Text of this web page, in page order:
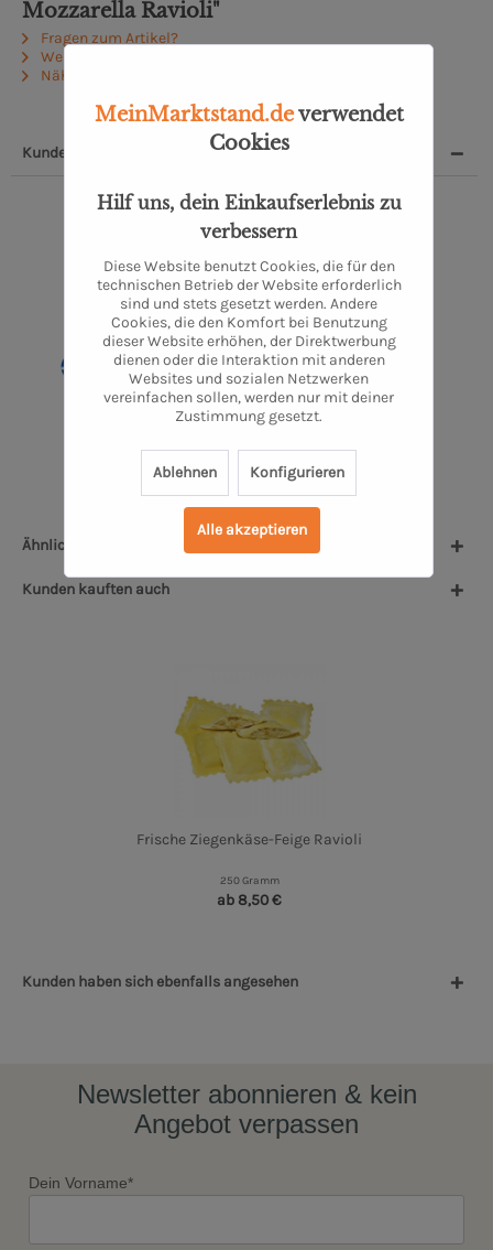
Mozzarella Ravioli"
Fragen zum Artikel?
Weitere Artikel von Moin Delikatessen
Näheres zum Produzenten
Kunden, die dieses Produkt kauften, kauften auch:
Diavolo Pesto
4,50 €
Ähnliche Artikel
Kunden kauften auch
Frische Ziegenkäse-Feige Ravioli
250 Gramm
ab 8,50 €
Kunden haben sich ebenfalls angesehen
Newsletter abonnieren & kein
Angebot verpassen
Dein Vorname*
MeinMarktstand.deverwendet
Cookies
Hilf uns, dein Einkaufserlebnis zu
verbessern
Diese Website benutzt Cookies, die für den
technischen Betrieb der Website erforderlich
sind und stets gesetzt werden. Andere
Cookies, die den Komfort bei Benutzung
dieser Website erhöhen, der Direktwerbung
dienen oder die Interaktion mit anderen
Websites und sozialen Netzwerken
vereinfachen sollen, werden nur mit deiner
Zustimmung gesetzt.
Ablehnen Konfigurieren
Alle akzeptieren